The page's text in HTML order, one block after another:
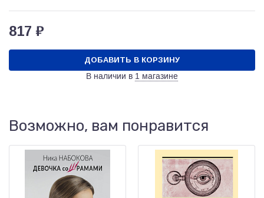
817 ₽
ДОБАВИТЬ В КОРЗИНУ
В наличии в 1 магазине
Возможно, вам понравится